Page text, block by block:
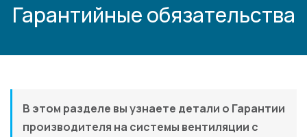
Гарантийные обязательства
В этом разделе вы узнаете детали о Гарантии
производителя на системы вентиляции с